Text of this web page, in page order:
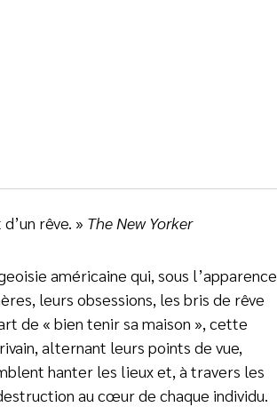
rêve. » The New Yorker
américaine qui, sous l’apparence
leurs obsessions, les bris de rêve
de « bien tenir sa maison », cette
alternant leurs points de vue,
hanter les lieux et, à travers les
au cœur de chaque individu.